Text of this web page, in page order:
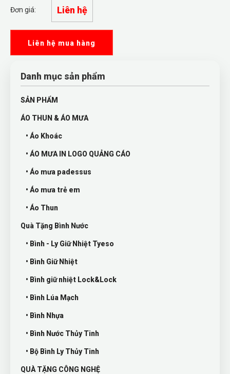
Đơn giá: Liên hệ
Liên hệ mua hàng
Danh mục sản phẩm
SẢN PHẨM
ÁO THUN & ÁO MƯA
• Áo Khoác
• ÁO MƯA IN LOGO QUẢNG CÁO
• Áo mưa padessus
• Áo mưa trẻ em
• Áo Thun
Quà Tặng Bình Nước
• Bình - Ly Giữ Nhiệt Tyeso
• Bình Giữ Nhiệt
• Bình giữ nhiệt Lock&Lock
• Bình Lúa Mạch
• Bình Nhựa
• Bình Nước Thủy Tinh
• Bộ Bình Ly Thủy Tinh
QUÀ TẶNG CÔNG NGHỆ